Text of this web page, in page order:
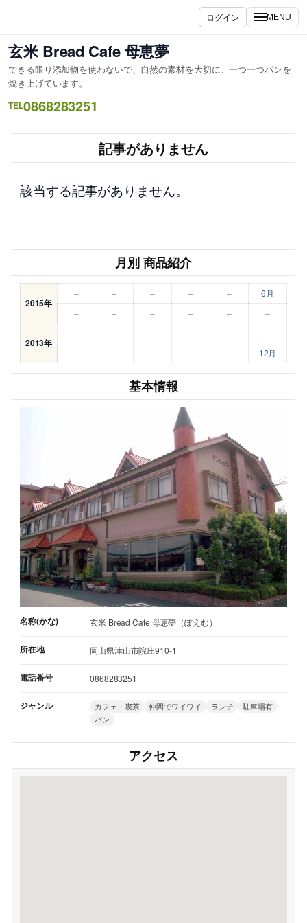
を
ス
キ
ッ
プ
ログイン MENU
玄米 Bread Cafe 母恵夢
できる限り添加物を使わないで、自然の素材を大切に、一つ一つパンを
焼き上げています。
TEL0868283251
記事がありません
該当する記事がありません。
月別 商品紹介
2015年
– – – – –
6月
–
– – – – –
2013年
– – – – –
–
–
– – – – 12月
基本情報
名称(かな) 玄米 Bread Cafe 母恵夢（ぽえむ）
所在地 岡山県津山市院庄910-1
電話番号 0868283251
ジャンル カフェ・喫茶 仲間でワイワイ ランチ
駐車場有
パン
アクセス